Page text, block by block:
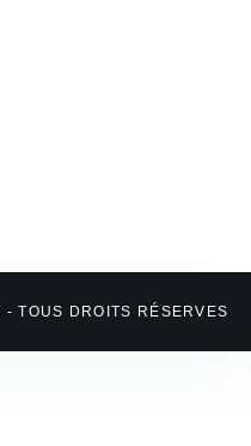
TOUS DROITS RÉSERVES